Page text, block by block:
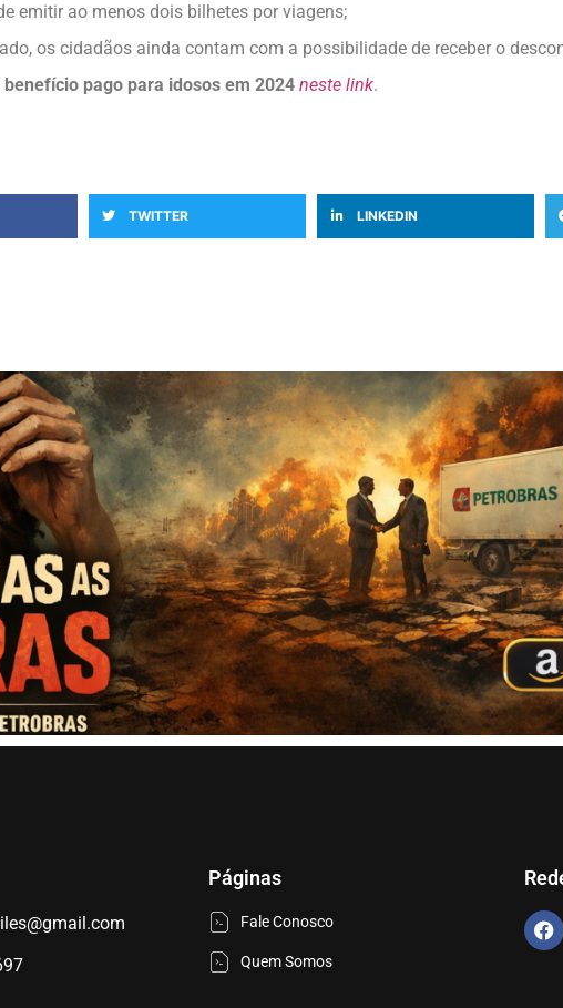
emitir ao menos dois bilhetes por viagens;
os cidadãos ainda contam com a possibilidade de receber o
pago para idosos em 2024 neste link.
TWITTER LINKEDIN
Páginas
Fale Conosco
Quem Somos